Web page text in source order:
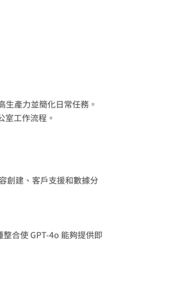
產力並簡化日常任務。
室工作流程。
創建、客戶支援和數據分
合使 GPT-4o 能夠提供即